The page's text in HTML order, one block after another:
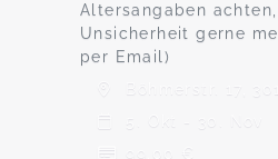
Altersangaben
Unsicherheit gerne
per Email)
Böhmerstr. 17,
5. Okt - 30. Nov
99,00 €